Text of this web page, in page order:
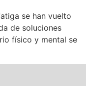
se han vuelto
de soluciones
físico y mental se